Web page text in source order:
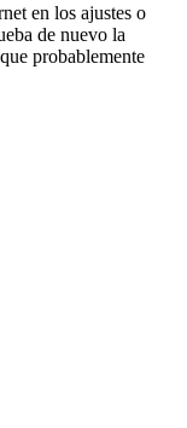
en los ajustes o
de nuevo la
probablemente